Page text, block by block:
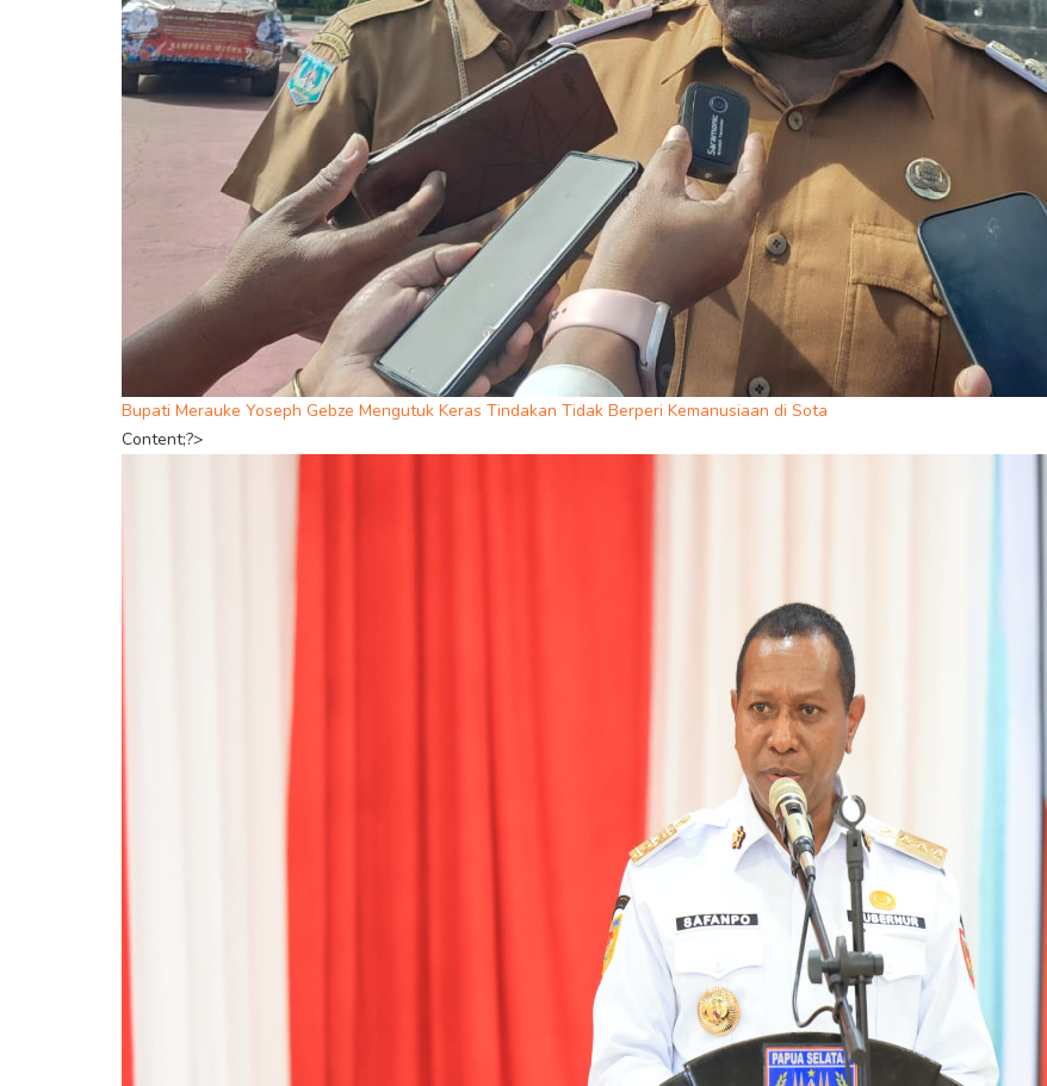
Bupati Merauke Yoseph Gebze Mengutuk Keras Tindakan Tidak Berperi Kemanusiaan di Sota
Content;?>